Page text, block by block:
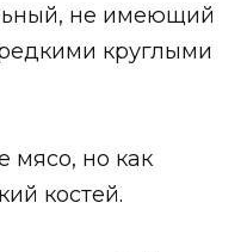
не имеющий
круглыми
мясо, но как
костей.